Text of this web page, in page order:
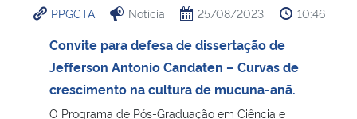
Ministério da Cidadania
Ministério de Minas e Energia
PPGCTA Notícia 25/08/2023 10:46
Convite para defesa de dissertação de
Jefferson Antonio Candaten – Curvas de
crescimento na cultura de mucuna-anã.
O Programa de Pós-Graduação em Ciência e